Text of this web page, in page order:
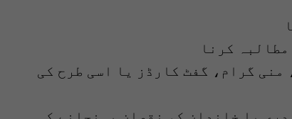
کرنا
منی گرام، گفٹ کارڈز یا اسی طرح کی